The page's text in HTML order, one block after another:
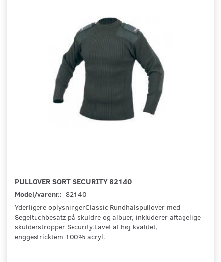
PULLOVER SORT SECURITY 82140
Model/varenr.: 82140
Yderligere oplysningerClassic Rundhalspullover med
Segeltuchbesatz på skuldre og albuer, inkluderer aftagelige
skulderstropper Security.Lavet af høj kvalitet,
enggestricktem 100% acryl.